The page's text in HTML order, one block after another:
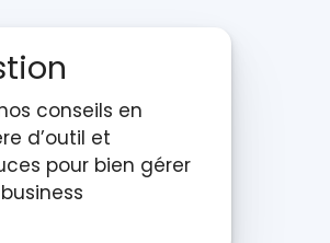
conseils en
d’outil et
pour bien gérer